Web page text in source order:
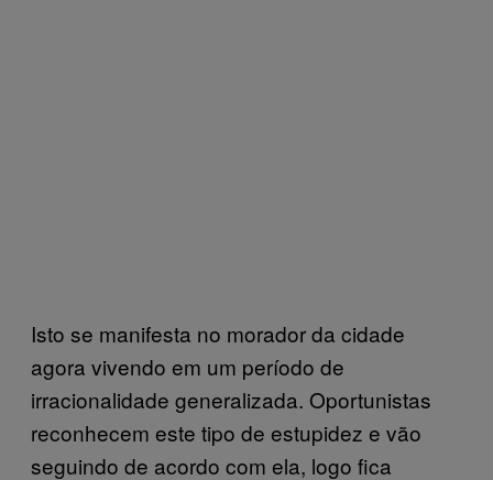
Isto se manifesta no morador da cidade
agora vivendo em um período de
irracionalidade generalizada. Oportunistas
reconhecem este tipo de estupidez e vão
seguindo de acordo com ela, logo fica